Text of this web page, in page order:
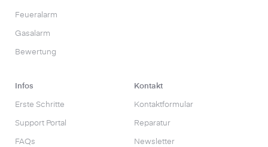
Feueralarm
Gasalarm
Bewertung
Infos
Erste Schritte
Support Portal
FAQs
Kontakt
Kontaktformular
Reparatur
Newsletter